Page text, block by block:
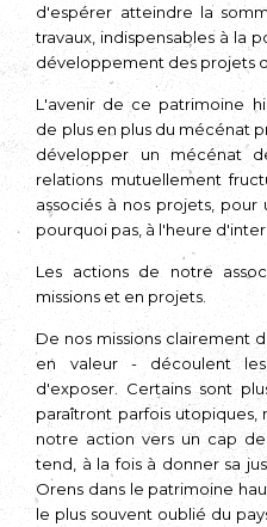
d'espérer atteindre la
travaux, indispensables à la
développement des projets
L'avenir de ce patrimoine
de plus en plus du mécénat
développer un mécénat
relations mutuellement
associés à nos projets,
pourquoi pas, à l'heure
Les actions de notre
missions et en projets.
De nos missions clairement
en valeur - découlent
d'exposer. Certains sont
paraîtront parfois
notre action vers un cap
tend, à la fois à donner sa
Orens dans le patrimoine
le plus souvent oublié du